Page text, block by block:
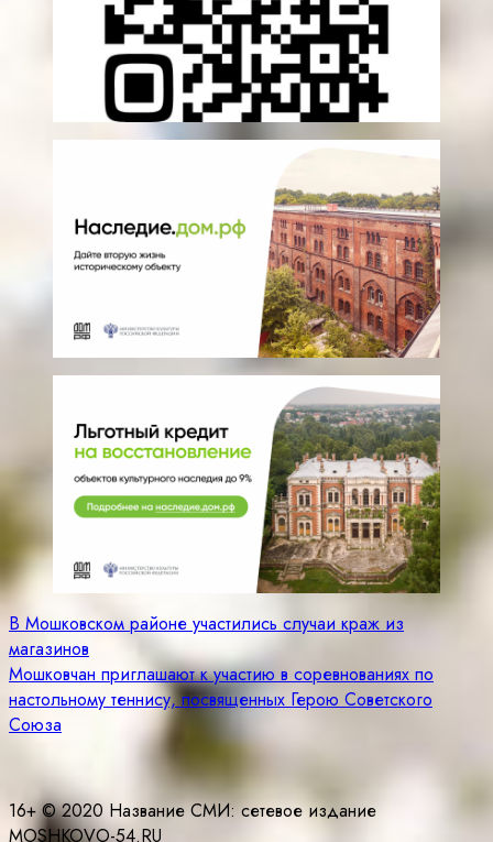
Навигация
по
записям
В Мошковском районе участились случаи краж из
магазинов
Мошковчан приглашают к участию в соревнованиях по
настольному теннису, посвященных Герою Советского
Союза
16+ © 2020 Название СМИ: cетевое издание
MOSHKOVO-54.RU